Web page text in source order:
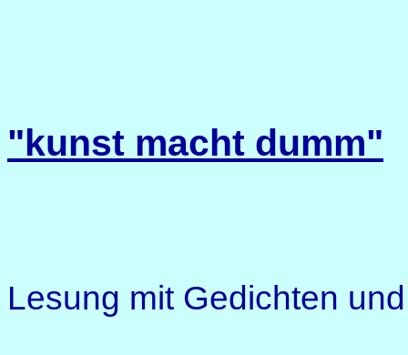
"kunst macht dumm"
Lesung mit Gedichten